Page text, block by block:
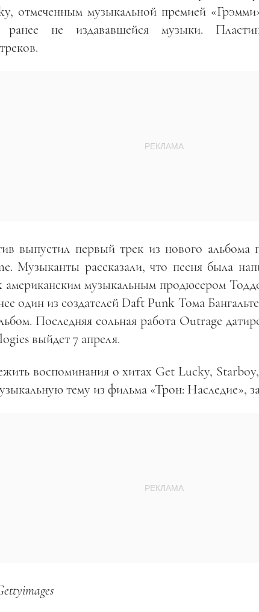
отмеченным музыкальной премией
ранее не издававшейся музыки.
выпустил первый трек из нового
Музыканты рассказали, что песня была
музыкальным продюсером
один из создателей Daft Punk Тома
Последняя сольная работа Outrage
выйдет 7 апреля.
воспоминания о хитах Get Lucky,
тему из фильма «Трон: Наследие»,